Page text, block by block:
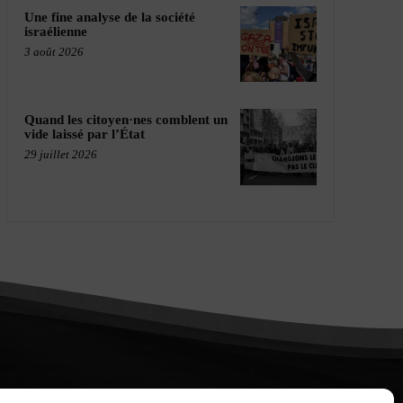
Une fine analyse de la société
israélienne
3 août 2026
Quand les citoyen·nes comblent un
vide laissé par l’État
29 juillet 2026